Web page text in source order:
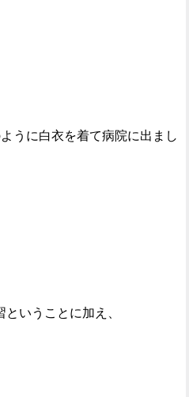
うに白衣を着て病院に出まし
いうことに加え、